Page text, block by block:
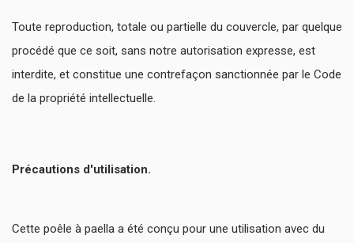
Toute reproduction, totale ou partielle du couvercle, par quelque
procédé que ce soit, sans notre autorisation expresse, est
interdite, et constitue une contrefaçon sanctionnée par le Code
de la propriété intellectuelle.
Précautions d'utilisation.
Cette poêle à paella a été conçu pour une utilisation avec du